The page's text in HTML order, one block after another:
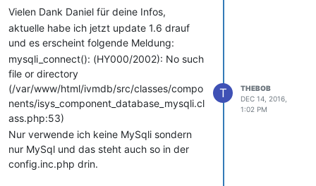
+0100] "POST /cmdb/index.php?
call=file&func=create_new_file_version&
ajax=1&obj_id=1330&category=-1&is_ie
=false&qqfile=desktop.ini HTTP/1.1"
200 804 "
http://trz-
inventar/cmdb/index.php?
objID=1239&tvMode=1006&catgID=20
&viewMode=1002&objTypeID=10&edit
Mode=0
" "Mozilla/5.0 (Windows NT
10.0; Win64; x64; rv:50.0)
Gecko/20100101 Firefox/50.0"
Vielen Dank Daniel für deine Infos,
aktuelle habe ich jetzt update 1.6 drauf
und es erscheint folgende Meldung:
mysqli_connect(): (HY000/2002): No such
file or directory
(/var/www/html/ivmdb/src/classes/compo
nents/isys_component_database_mysqli.cl
ass.php:53)
Nur verwende ich keine MySqli sondern
nur MySql und das steht auch so in der
config.inc.php drin.
T
THEBOB
DEC 14, 2016,
1:02 PM